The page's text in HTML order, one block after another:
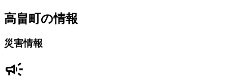
高畠町の情報
災害情報